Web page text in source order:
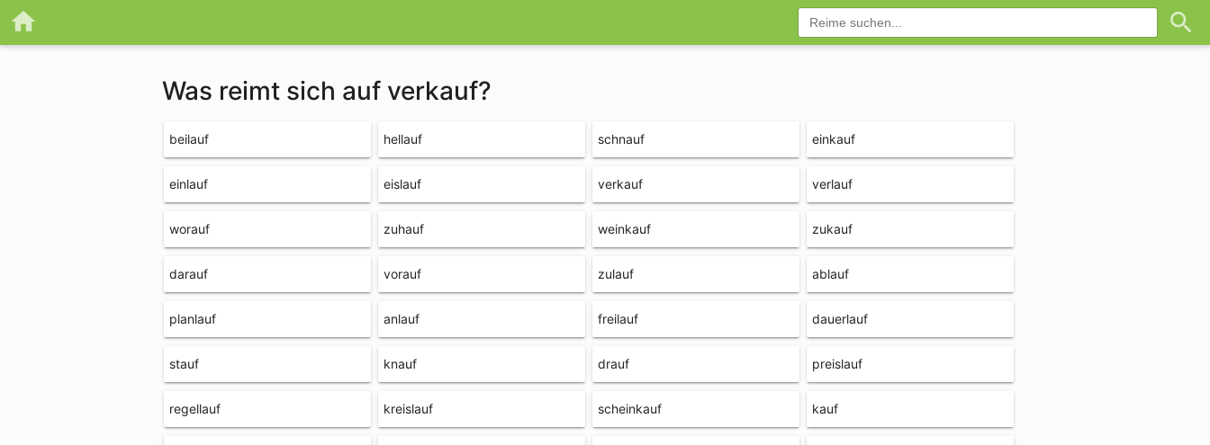
Was reimt sich auf verkauf?
beilauf hellauf schnauf einkauf
einlauf eislauf verkauf verlauf
worauf zuhauf weinkauf zukauf
darauf vorauf zulauf ablauf
planlauf anlauf freilauf dauerlauf
stauf knauf drauf preislauf
regellauf kreislauf scheinkauf kauf